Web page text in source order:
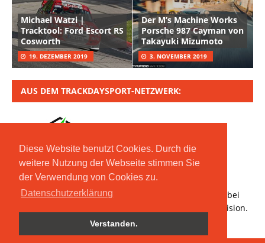
Diese Website benutzt Cookies. Durch die
weitere Nutzung der Webseite stimmen Sie
der Verwendung von Cookies zu.
Datenschutzerklärung
Verstanden.
Michael Watzi |
Tracktool: Ford Escort RS
Cosworth
19. DEZEMBER 2019
Der M’s Machine Works
Porsche 987 Cayman von
Takayuki Mizumoto
3. NOVEMBER 2019
AUS DEM TRACKDAYSPORT-NETZWERK:
Copyright © 2020 Moritz Nolte GmbH | Mit *
gekennzeichnete Links sind Affiliate-Links. Bestellt ihr bei
den verlinkten Händlern, erhalten wir eine kleine Provision.